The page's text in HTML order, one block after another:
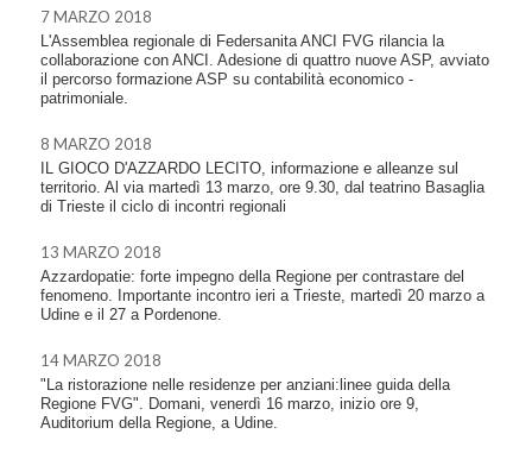
7 MARZO 2018
L'Assemblea regionale di Federsanita ANCI FVG rilancia la
collaborazione con ANCI. Adesione di quattro nuove ASP, avviato
il percorso formazione ASP su contabilità economico -
patrimoniale.
8 MARZO 2018
IL GIOCO D'AZZARDO LECITO, informazione e alleanze sul
territorio. Al via martedì 13 marzo, ore 9.30, dal teatrino Basaglia
di Trieste il ciclo di incontri regionali
13 MARZO 2018
Azzardopatie: forte impegno della Regione per contrastare del
fenomeno. Importante incontro ieri a Trieste, martedì 20 marzo a
Udine e il 27 a Pordenone.
14 MARZO 2018
"La ristorazione nelle residenze per anziani:linee guida della
Regione FVG". Domani, venerdì 16 marzo, inizio ore 9,
Auditorium della Regione, a Udine.